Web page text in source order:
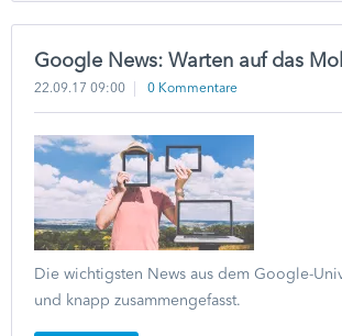
Google News: Warten auf das
22.09.17 09:00 0 Kommentare
Die wichtigsten News aus dem Google-
und knapp zusammengefasst.